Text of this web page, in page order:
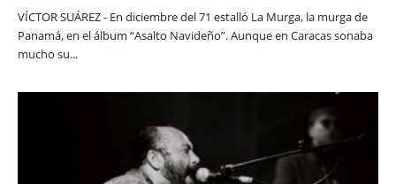
VÍCTOR SUÁREZ - En diciembre del 71 estalló La Murga, la murga de
Panamá, en el álbum “Asalto Navideño”. Aunque en Caracas sonaba
mucho su...